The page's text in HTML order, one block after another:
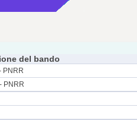
del bando
PNRR
PNRR